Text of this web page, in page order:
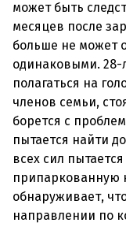
может быть
месяцев после
больше не может
одинаковыми. 28-
полагаться на
членов семьи,
борется с
пытается найти
всех сил
припаркованную
обнаруживает,
направлении по